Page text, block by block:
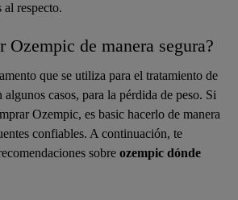
al respecto.
Ozempic de manera segura?
que se utiliza para el tratamiento de
casos, para la pérdida de peso. Si
Ozempic, es basic hacerlo de manera
confiables. A continuación, te
sobre ozempic dónde